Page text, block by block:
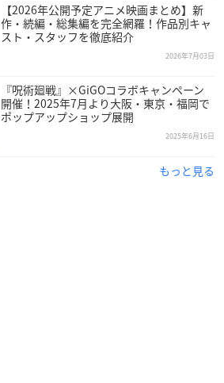
【2026年公開予定アニメ映画まとめ】新
作・続編・総集編を完全網羅！作品別キャ
スト・スタッフを徹底紹介
2026年7月03日
『呪術廻戦』×GiGOコラボキャンペーン
開催！2025年7月より大阪・東京・福岡で
ポップアップショップ展開
2025年6月16日
もっと見る